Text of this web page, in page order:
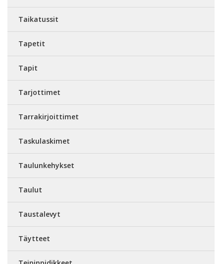
Taikatussit
Tapetit
Tapit
Tarjottimet
Tarrakirjoittimet
Taskulaskimet
Taulunkehykset
Taulut
Taustalevyt
Täytteet